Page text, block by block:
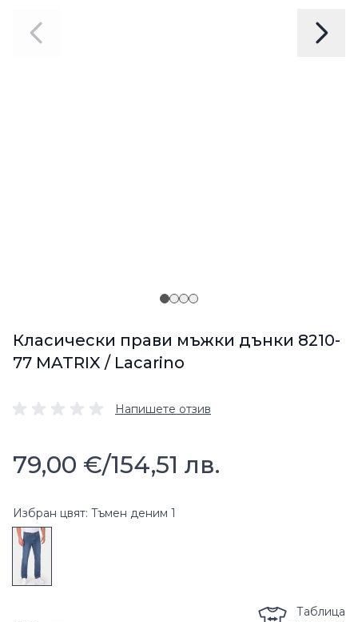
Класически прави мъжки дънки 8210-
77 MATRIX / Lacarino
Напишете отзив
79,00 €/154,51 лв.
Избран цвят: Тъмен деним 1
Таблица